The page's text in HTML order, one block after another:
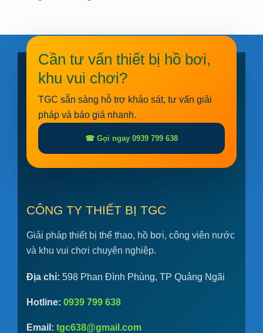
Cần tư vấn thiết bị hồ bơi,
khu vui chơi?
TGC sẵn sàng hỗ trợ khảo sát, tư vấn giải
pháp và báo giá nhanh.
☎ Gọi ngay 0939 799 638
CÔNG TY THIẾT BỊ TGC
Giải pháp thiết bị thể thao, hồ bơi, công viên nước
và khu vui chơi chuyên nghiệp.
Địa chỉ: 598 Phan Đình Phùng, TP Quảng Ngãi
Hotline: 0939 799 638
Email: tgc638@gmail.com